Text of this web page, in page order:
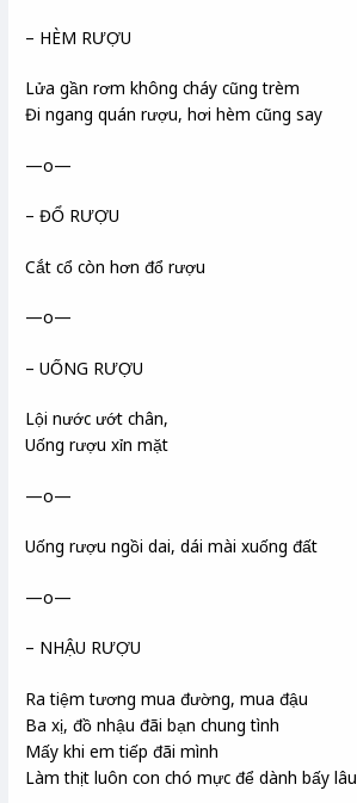
– HÈM RƯỢU
Lửa gần rơm không cháy cũng trèm
Đi ngang quán rượu, hơi hèm cũng say
—o—
– ĐỔ RƯỢU
Cắt cổ còn hơn đổ rượu
—o—
– UỐNG RƯỢU
Lội nước ướt chân,
Uống rượu xỉn mặt
—o—
Uống rượu ngồi dai, dái mài xuống đất
—o—
– NHẬU RƯỢU
Ra tiệm tương mua đường, mua đậu
Ba xị, đồ nhậu đãi bạn chung tình
Mấy khi em tiếp đãi mình
Làm thịt luôn con chó mực để dành bấy lâu